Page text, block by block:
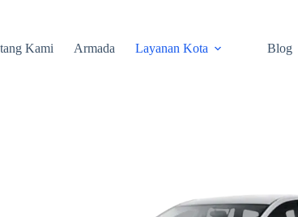
Kami Armada Layanan Kota Blog